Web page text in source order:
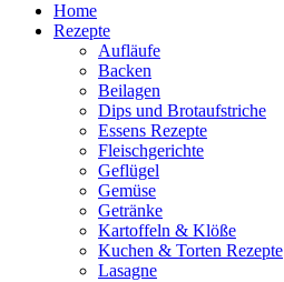
Home
Rezepte
Aufläufe
Backen
Beilagen
Dips und Brotaufstriche
Essens Rezepte
Fleischgerichte
Geflügel
Gemüse
Getränke
Kartoffeln & Klöße
Kuchen & Torten Rezepte
Lasagne